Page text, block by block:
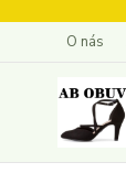
O nás